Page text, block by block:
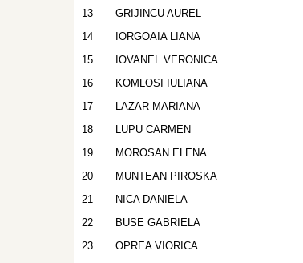
13
GRIJINCU AUREL
14
IORGOAIA LIANA
15
IOVANEL VERONICA
16
KOMLOSI IULIANA
17
LAZAR MARIANA
18
LUPU CARMEN
19
MOROSAN ELENA
20
MUNTEAN PIROSKA
21
NICA DANIELA
22
BUSE GABRIELA
23
OPREA VIORICA